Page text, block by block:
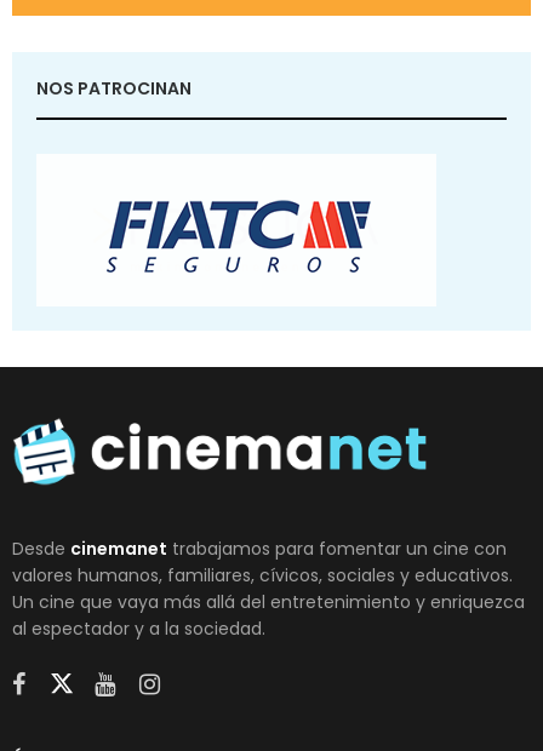
NOS PATROCINAN
Desde cinemanet trabajamos para fomentar un cine con
valores humanos, familiares, cívicos, sociales y educativos.
Un cine que vaya más allá del entretenimiento y enriquezca
al espectador y a la sociedad.